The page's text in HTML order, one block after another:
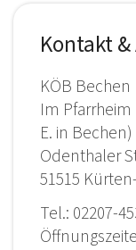
Kontakt
KÖB Bechen
Im
E. in Bechen)
Odenthaler
51515
Tel.: 02207-